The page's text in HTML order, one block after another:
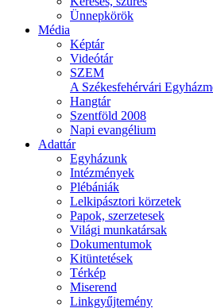
Ünnepkörök
Média
Képtár
Videótár
SZEM
A Székesfehérvári
Hangtár
Szentföld 2008
Napi evangélium
Adattár
Egyházunk
Intézmények
Plébániák
Lelkipásztori körzetek
Papok, szerzetesek
Világi munkatársak
Dokumentumok
Kitüntetések
Térkép
Miserend
Linkgyűjtemény